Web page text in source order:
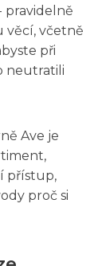
pravidelně
věcí, včetně
při
neutratili
Ave je
přístup,
proč si